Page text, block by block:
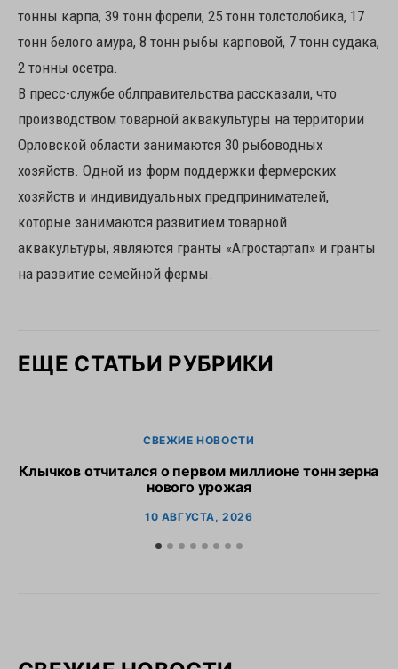
тонны карпа, 39 тонн форели, 25 тонн толстолобика, 17
тонн белого амура, 8 тонн рыбы карповой, 7 тонн судака,
2 тонны осетра.
В пресс-службе облправительства рассказали, что
производством товарной аквакультуры на территории
Орловской области занимаются 30 рыбоводных
хозяйств. Одной из форм поддержки фермерских
хозяйств и индивидуальных предпринимателей,
которые занимаются развитием товарной
аквакультуры, являются гранты «Агростартап» и гранты
на развитие семейной фермы.
ЕЩЕ СТАТЬИ РУБРИКИ
СВЕЖИЕ НОВОСТИ
Клычков отчитался о первом миллионе тонн зерна
нового урожая
10 АВГУСТА, 2026